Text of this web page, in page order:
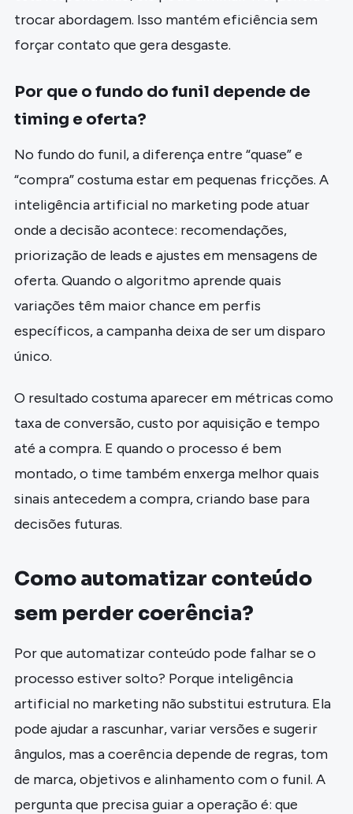
trocar abordagem. Isso mantém eficiência sem
forçar contato que gera desgaste.
Por que o fundo do funil depende de
timing e oferta?
No fundo do funil, a diferença entre “quase” e
“compra” costuma estar em pequenas fricções. A
inteligência artificial no marketing pode atuar
onde a decisão acontece: recomendações,
priorização de leads e ajustes em mensagens de
oferta. Quando o algoritmo aprende quais
variações têm maior chance em perfis
específicos, a campanha deixa de ser um disparo
único.
O resultado costuma aparecer em métricas como
taxa de conversão, custo por aquisição e tempo
até a compra. E quando o processo é bem
montado, o time também enxerga melhor quais
sinais antecedem a compra, criando base para
decisões futuras.
Como automatizar conteúdo
sem perder coerência?
Por que automatizar conteúdo pode falhar se o
processo estiver solto? Porque inteligência
artificial no marketing não substitui estrutura. Ela
pode ajudar a rascunhar, variar versões e sugerir
ângulos, mas a coerência depende de regras, tom
de marca, objetivos e alinhamento com o funil. A
pergunta que precisa guiar a operação é: que